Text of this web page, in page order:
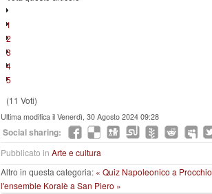
1
2
3
4
5
(11 Voti)
Ultima modifica il Venerdì, 30 Agosto 2024 09:28
Social sharing:
Pubblicato in Arte e cultura
Altro in questa categoria: « Quiz Napoleonico a Procchio
l'ensemble Koralè a San Piero »